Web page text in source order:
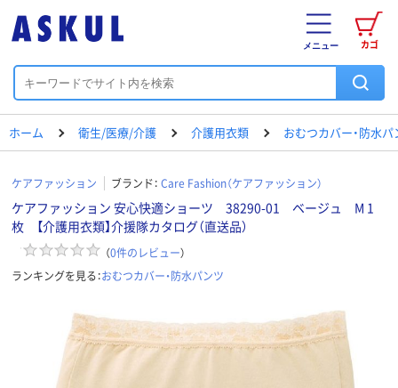
カゴ
メニュー
ホーム 衛生/医療/介護 介護用衣類 おむつカバー・防水パ
ケアファッション ブランド： Care Fashion（ケアファッション）
ケアファッション 安心快適ショーツ 38290-01 ベージュ M 1
枚 【介護用衣類】介援隊カタログ（直送品）
（0件のレビュー）
ランキングを見る：おむつカバー・防水パンツ